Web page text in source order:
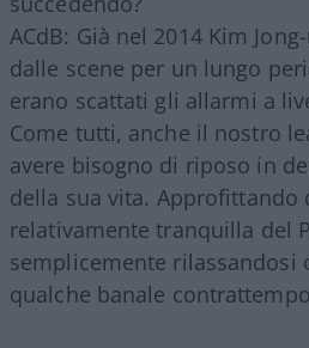
ACdB: Già nel 2014 Kim
dalle scene per un lungo
erano scattati gli allarmi a
Come tutti, anche il nostro
avere bisogno di riposo in
della sua vita. Approfittando
relativamente tranquilla del
semplicemente rilassandosi
qualche banale